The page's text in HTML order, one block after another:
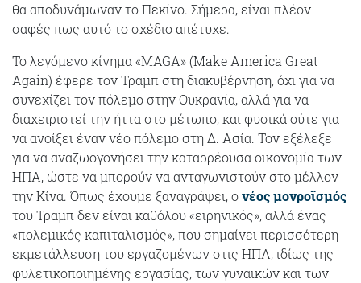
θα αποδυνάμωναν το Πεκίνο. Σήμερα, είναι πλέον
σαφές πως αυτό το σχέδιο απέτυχε.
Το λεγόμενο κίνημα «MAGA» (Make America Great
Again) έφερε τον Τραμπ στη διακυβέρνηση, όχι για να
συνεχίζει τον πόλεμο στην Ουκρανία, αλλά για να
διαχειριστεί την ήττα στο μέτωπο, και φυσικά ούτε για
να ανοίξει έναν νέο πόλεμο στη Δ. Ασία. Τον εξέλεξε
για να αναζωογονήσει την καταρρέουσα οικονομία των
ΗΠΑ, ώστε να μπορούν να ανταγωνιστούν στο μέλλον
την Κίνα. Όπως έχουμε ξαναγράψει, ονέος μονροϊσμός
του Τραμπ δεν είναι καθόλου «ειρηνικός», αλλά ένας
«πολεμικός καπιταλισμός», που σημαίνει περισσότερη
εκμετάλλευση του εργαζομένων στις ΗΠΑ, ιδίως της
φυλετικοποιημένης εργασίας, των γυναικών και των